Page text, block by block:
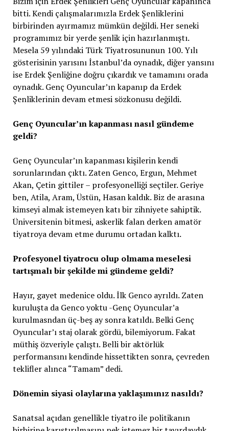
bitti. Kendi çalışmalarımızla Erdek Şenliklerini
birbirinden ayırmamız mümkün değildi. Her seneki
programımız bir yerde şenlik için hazırlanmıştı.
Mesela 59 yılındaki Türk Tiyatrosununun 100. Yılı
gösterisinin yarısını İstanbul’da oynadık, diğer yansını
ise Erdek Şenliğine doğru çıkardık ve tamamını orada
oynadık. Genç Oyuncular’ın kapanıp da Erdek
Şenliklerinin devam etmesi sözkonusu değildi.
Genç Oyuncular’ın kapanması nasıl gündeme
geldi?
Genç Oyuncular’ın kapanması kişilerin kendi
sorunlarından çıktı. Zaten Genco, Ergun, Mehmet
Akan, Çetin gittiler – profesyonelliği seçtiler. Geriye
ben, Atila, Aram, Üstün, Hasan kaldık. Biz de arasına
kimseyi almak istemeyen katı bir zihniyete sahiptik.
Üniversitenin bitmesi, askerlik falan derken amatör
tiyatroya devam etme durumu ortadan kalktı.
Profesyonel tiyatrocu olup olmama meselesi
tartışmalı bir şekilde mi gündeme geldi?
Hayır, gayet medenice oldu. İlk Genco ayrıldı. Zaten
kuruluşta da Genco yoktu -Genç Oyuncular’a
kurulmasndan üç-beş ay sonra katıldı. Belki Genç
Oyuncular’ı staj olarak gördü, bilemiyorum. Fakat
müthiş özveriyle çalıştı. Belli bir aktörlük
performansını kendinde hissettikten sonra, çevreden
teklifler alınca “Tamam” dedi.
Dönemin siyasi olaylarına yaklaşımınız nasıldı?
Sanatsal açıdan genellikle tiyatro ile politikanın